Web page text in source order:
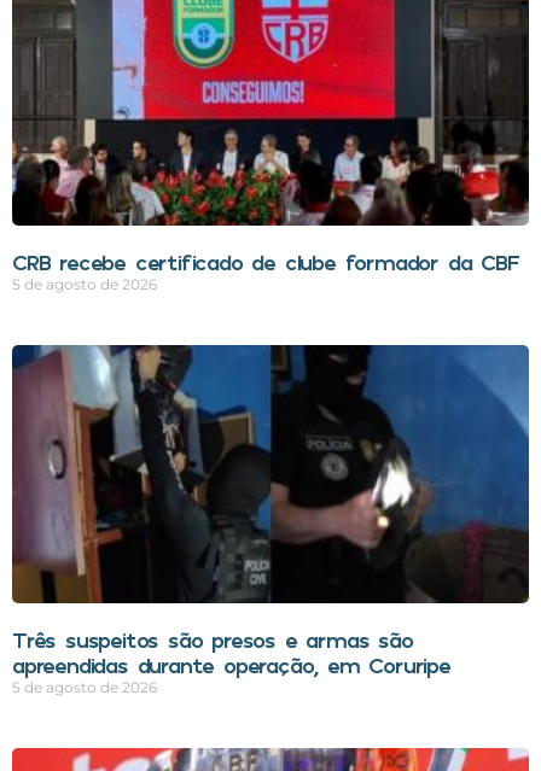
CRB recebe certificado de clube formador da CBF
5 de agosto de 2026
Três suspeitos são presos e armas são
apreendidas durante operação, em Coruripe
5 de agosto de 2026